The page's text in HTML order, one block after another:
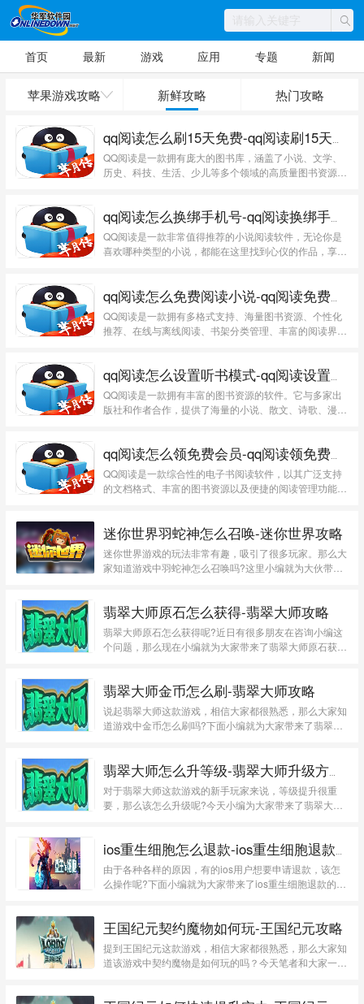
首页 最新 游戏 应用 专题 新闻
苹果游戏攻略 新鲜攻略 热门攻略
QQ阅读是一款拥有庞大的图书库，涵盖了小说、文学、
历史、科技、生活、少儿等多个领域的高质量图书资源软
qq阅读怎么换绑手机号-qq阅读换绑手机号的方法
QQ阅读是一款非常值得推荐的小说阅读软件，无论你是
喜欢哪种类型的小说，都能在这里找到心仪的作品，享受
qq阅读怎么免费阅读小说-qq阅读免费阅读小说的方法
QQ阅读是一款拥有多格式支持、海量图书资源、个性化
推荐、在线与离线阅读、书架分类管理、丰富的阅读界面
QQ阅读是一款拥有丰富的图书资源的软件。它与多家出
版社和作者合作，提供了海量的小说、散文、诗歌、漫
qq阅读怎么领免费会员-qq阅读领免费会员的方法
QQ阅读是一款综合性的电子书阅读软件，以其广泛支持
的文档格式、丰富的图书资源以及便捷的阅读管理功能，
迷你世界羽蛇神怎么召唤-迷你世界攻略
迷你世界游戏的玩法非常有趣，吸引了很多玩家。那么大
家知道游戏中羽蛇神怎么召唤吗?这里小编就为大伙带来
翡翠大师原石怎么获得-翡翠大师攻略
翡翠大师原石怎么获得呢?近日有很多朋友在咨询小编这
个问题，那么现在小编就为大家带来了翡翠大师原石获得
翡翠大师金币怎么刷-翡翠大师攻略
说起翡翠大师这款游戏，相信大家都很熟悉，那么大家知
道游戏中金币怎么刷吗?下面小编就为大家带来了翡翠大
对于翡翠大师这款游戏的新手玩家来说，等级提升很重
要，那么该怎么升级呢?今天小编为大家带来了翡翠大师
由于各种各样的原因，有的ios用户想要申请退款，该怎
么操作呢?下面小编就为大家带来了ios重生细胞退款的方
王国纪元契约魔物如何玩-王国纪元攻略
提到王国纪元这款游戏，相信大家都很熟悉，那么大家知
道该游戏中契约魔物是如何玩的吗？今天笔者和大家一起